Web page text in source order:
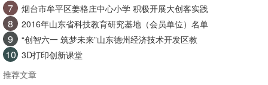
7 烟台市牟平区姜格庄中心小学 积极开展大创客实践
8 2016年山东省科技教育研究基地（会员单位）名单
9 “创智六一 筑梦未来”山东德州经济技术开发区教
10 3D打印创新课堂
推荐文章